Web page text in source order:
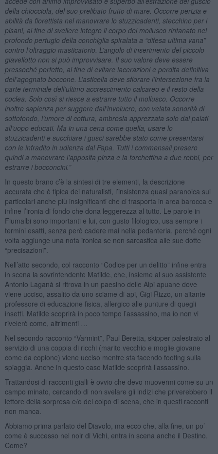
della chiocciola, del suo prelibato frutto di mare. Occorre perizia e
abilità da fiorettista nel manovrare lo stuzzicadenti, stecchino per i
pisani, al fine di svellere integro il corpo del mollusco rintanato nel
profondo pertugio della conchiglia spiralata a “difesa ultima vana”
contro l’oltraggio masticatorio. L’angolo di inserimento del piccolo
giavellotto non si può improvvisare. Il suo valore deve essere
pressoché perfetto, al fine di evitare lacerazioni e perdita definitiva
dell’agognato boccone. L’asticella deve sfiorare l’intersezione fra la
parte terminale dell’ultimo accrescimento calcareo e il resto della
coclea. Solo così si riesce a estrarre tutto il mollusco. Occorre
inoltre sapienza per suggere dall’involucro, con velata sonorità di
sottofondo, l’umore di cottura, ambrosia apprezzata solo dai palati
all’uopo educati. Ma in una cena come quella, usare lo
stuzzicadenti e succhiare i gusci sarebbe stato come presentarsi
con le infradito in udienza dal Papa. Tutti i commensali presero
quindi a manovrare l’apposita pinza e la forchettina a due rebbi, per
estrarre i bocconcini.”
In questo brano c’è la sintesi di tre elementi, la descrizione
accurata che è tipica dei naturalisti, l’insistenza quasi paranoica sui
particolari anche più insignificanti che ci trasporta in area barocca e
infine l’ironia di fondo che dona leggerezza al tutto. Le parole in
Fiumalbi sono importanti e lui, con gusto filologico, usa sempre i
termini esatti, senza però cadere mai nella pedanteria, perché ogni
volta aggiunge una nota ironica se non sarcastica alle sue dotte
“precisazioni”.
Nell’atto secondo, col racconto “Codice per un delitto” infine entra
in scena la sovrintendente Matilde, che, insieme al suo assistente
Antonio Laganà si ritrova in un paesino delle Alpi apuane dove
viene ucciso, assalito da uno sciame di api, Gigi Rizzo, un aitante
professore di educazione fisica, allergico alle punture di quegli
insetti. Matilde scoprirà in poco tempo l’assassino, ma io non vi
rivelerò come, altrimenti …
Nel secondo racconto “Varmint”, Paul Beretta, skipper palestrato al
servizio di una coppia di ricchi (marito vecchio e moglie giovane
come da copione) viene ucciso mentre sta facendo footing sulla
spiaggia. Anche in questo caso Matilde scoprirà l’assassino.
Trattandosi di racconti gialli è ovvio che devo muovermi come su un
campo minato, cercando di non svelare gli indizi che priverebbero il
lettore della sorpresa e/o del colpo di scena, che in questi racconti
non manca.
Abbiamo prima parlato del Diavolo, ma ecco che, alla fine, un po’
come è successo nel noir di Vichi, entra in scena anche il Destino.
Come?